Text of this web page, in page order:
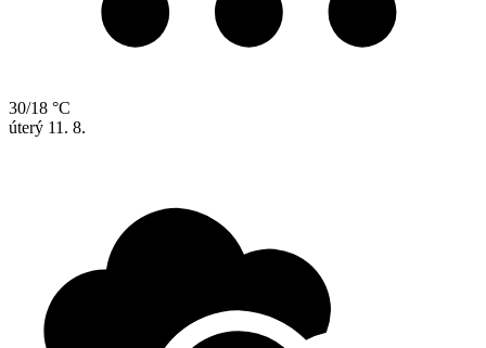
30/18 °C
úterý 11. 8.